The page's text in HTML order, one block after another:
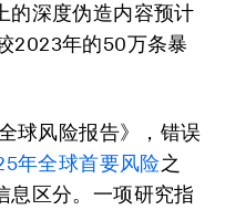
的深度伪造内容预计
2023年的50万条暴
球风险报告》，错误
年全球首要风险之
息区分。一项研究指